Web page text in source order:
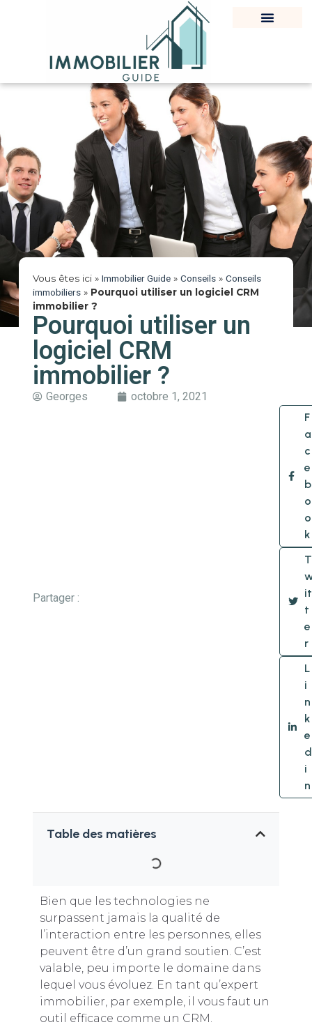
Vous êtes ici » Immobilier Guide» Conseils» Conseils
immobiliers» Pourquoi utiliser un logiciel CRM
immobilier ?
Pourquoi utiliser un
logiciel CRM
immobilier ?
Georges octobre 1, 2021
Partager :
F
a
c
e
b
o
o
k
T
it
t
e
r
L
i
n
k
e
d
i
n
Table des matières
Bien que les technologies ne
surpassent jamais la qualité de
l’interaction entre les personnes, elles
peuvent être d’un grand soutien. C’est
valable, peu importe le domaine dans
lequel vous évoluez. En tant qu’expert
immobilier, par exemple, il vous faut un
outil efficace comme un CRM.